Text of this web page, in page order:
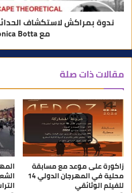
ندوة بمراكش لاستكشاف
مع Monica Botta.
مقالات ذات صلة
زاكورة على موعد مع مسابقة
محلية في المهرجان الدولي 14
للفيلم الوثائقي